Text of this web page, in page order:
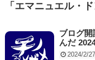
「 エマニュエル・
ブログ開
んだ
2024/2/27